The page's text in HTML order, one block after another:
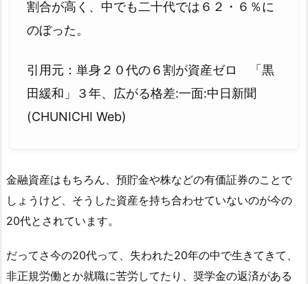
割合が高く、中でも二十代では６２・６％に
のぼった。
引用元：単身２０代の６割が資産ゼロ 「黒
田緩和」３年、広がる格差:一面:中日新聞
(CHUNICHI Web)
金融資産はもちろん、預貯金や株などの有価証券のことで
しょうけど、そうした資産を持ち合わせていないのが今の
20代とされています。
だってさ今の20代って、失われた20年の中で生きてきて、
非正規労働とか就職に苦労してたり、奨学金の返済がある